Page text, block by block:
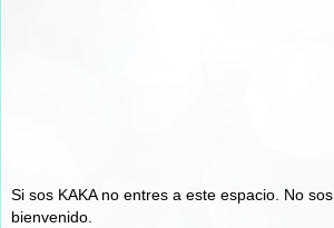
Si sos KAKA no entres a este espacio. No sos
bienvenido.